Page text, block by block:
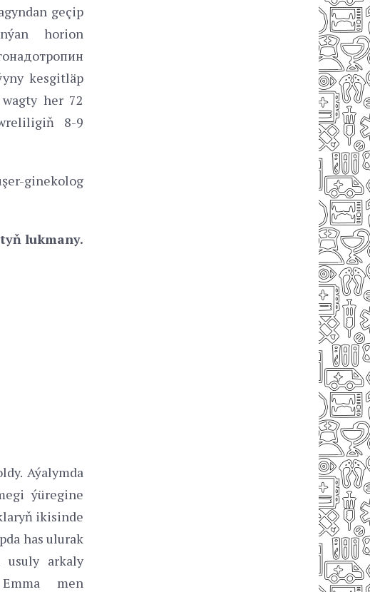
geçip
horion
kesgitläp
her 72
8-9
ginekolog
lukmany.
Aýalymda
ýüregine
ikisinde
has ulurak
usuly arkaly
men